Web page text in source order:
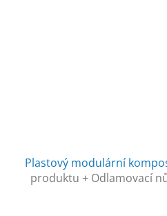
Plastový modulární
produktu + Odlamovací